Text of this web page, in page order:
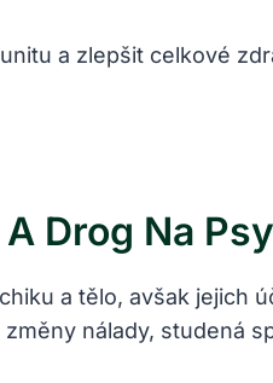
a zlepšit celkové
Drog Na
a tělo, avšak jejich
nálady, studená